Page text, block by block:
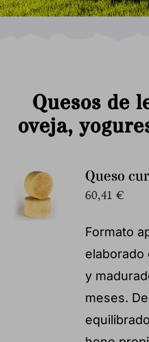
Quesos de
oveja,
Queso
60,41 €
Formato
elaborado
y
meses.